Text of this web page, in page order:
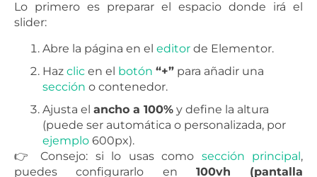
Lo primero es preparar el espacio donde irá el
slider:
Abre la página en el editor de Elementor.
Haz clic en el botón “+” para añadir una
sección o contenedor.
Ajusta el ancho a 100% y define la altura
(puede ser automática o personalizada, por
ejemplo 600px).
👉 Consejo: si lo usas como sección principal,
puedes configurarlo en 100vh (pantalla